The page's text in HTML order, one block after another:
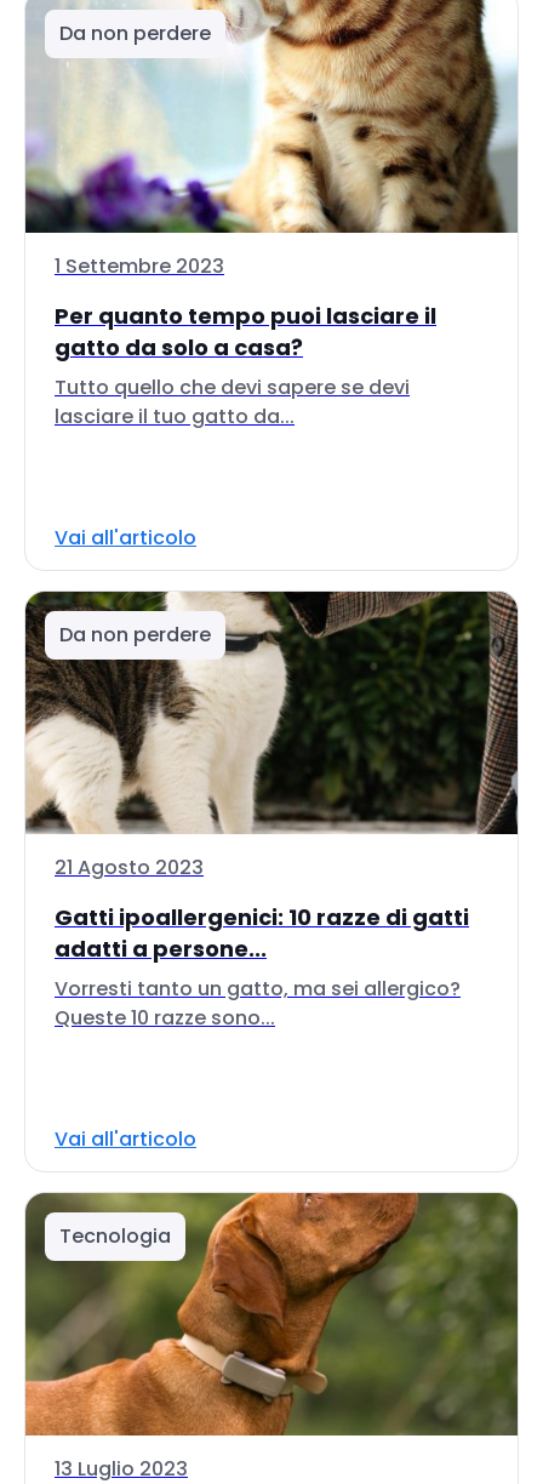
Da non perdere
1 Settembre 2023
Per quanto tempo puoi lasciare il
gatto da solo a casa?
Tutto quello che devi sapere se devi
lasciare il tuo gatto da...
Vai all'articolo
Da non perdere
21 Agosto 2023
Gatti ipoallergenici: 10 razze di gatti
adatti a persone...
Vorresti tanto un gatto, ma sei allergico?
Queste 10 razze sono...
Vai all'articolo
Tecnologia
13 Luglio 2023